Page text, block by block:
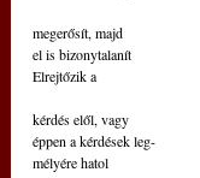
megerősít, majd
el is bizonytalanít
Elrejtőzik a
kérdés elől, vagy
éppen a kérdések leg-
mélyére hatol